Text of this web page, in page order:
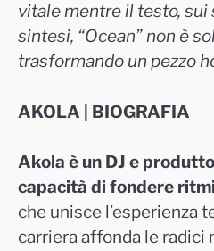
vitale mentre il testo, sui
sintesi, “Ocean” non è
trasformando un pezzo
AKOLA | BIOGRAFIA
Akola è un DJ e
capacità di fondere
che unisce l’esperienza
carriera affonda le radici